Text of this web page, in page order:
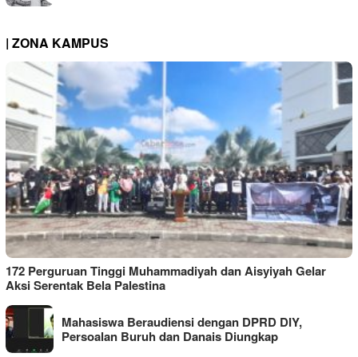
| ZONA KAMPUS
172 Perguruan Tinggi Muhammadiyah dan Aisyiyah Gelar
Aksi Serentak Bela Palestina
Mahasiswa Beraudiensi dengan DPRD DIY,
Persoalan Buruh dan Danais Diungkap